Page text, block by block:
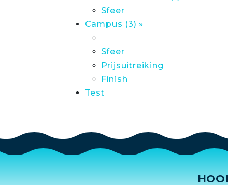
Sfeer
Campus (3) »
Sfeer
Prijsuitreiking
Finish
Test